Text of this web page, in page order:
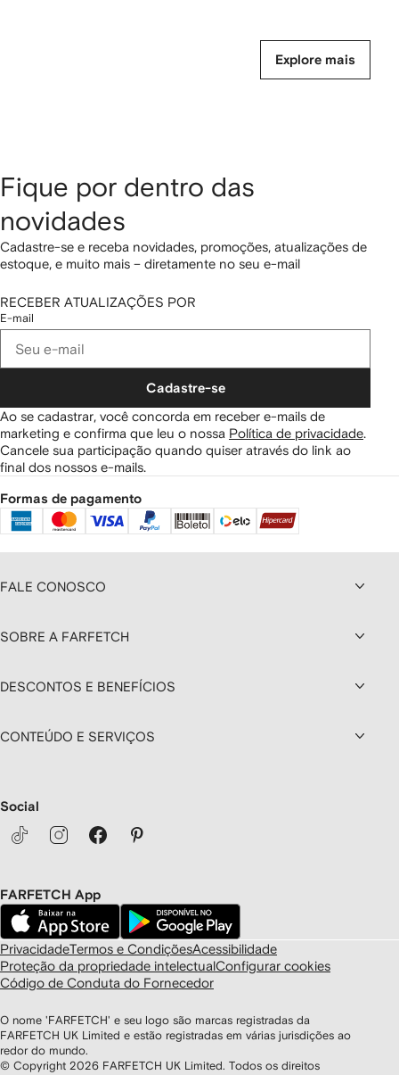
Explore mais
Fique por dentro das
novidades
Cadastre-se e receba novidades, promoções, atualizações de
estoque, e muito mais – diretamente no seu e-mail
RECEBER ATUALIZAÇÕES POR
E-mail
Cadastre-se
Ao se cadastrar, você concorda em receber e-mails de
marketing e confirma que leu o nossa Política de privacidade.
Cancele sua participação quando quiser através do link ao
final dos nossos e-mails.
Formas de pagamento
FALE CONOSCO
SOBRE A FARFETCH
DESCONTOS E BENEFÍCIOS
CONTEÚDO E SERVIÇOS
Social
FARFETCH App
PrivacidadeTermos e CondiçõesAcessibilidade
Proteção da propriedade intelectualConfigurar cookies
Código de Conduta do Fornecedor
O nome 'FARFETCH' e seu logo são marcas registradas da
FARFETCH UK Limited e estão registradas em várias jurisdições ao
redor do mundo.
© Copyright 2026 FARFETCH UK Limited. Todos os direitos